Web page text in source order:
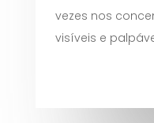
vezes nos
visíveis e